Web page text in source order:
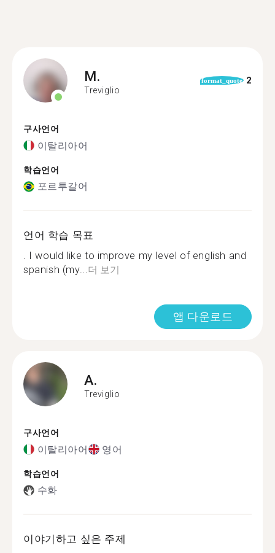
M.
Treviglio
format_quote 2
구사언어
이탈리아어
학습언어
포르투갈어
언어 학습 목표
. I would like to improve my level of english and
spanish (my...더 보기
앱 다운로드
A.
Treviglio
구사언어
이탈리아어 영어
학습언어
수화
이야기하고 싶은 주제